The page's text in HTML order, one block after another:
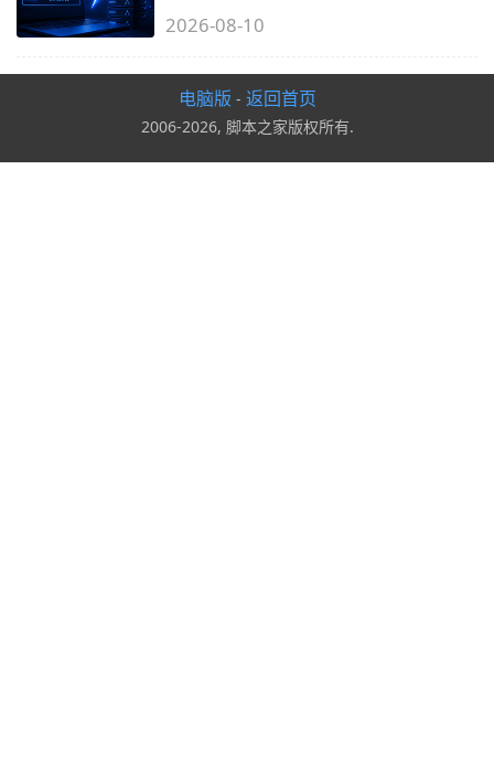
2026-08-10
电脑版 - 返回首页
2006-2026, 脚本之家版权所有.